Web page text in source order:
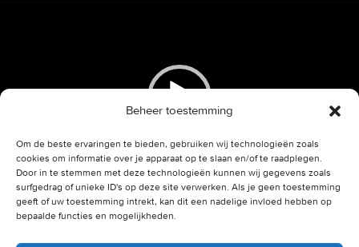
Beheer toestemming
Om de beste ervaringen te bieden, gebruiken wij technologieën zoals
cookies om informatie over je apparaat op te slaan en/of te raadplegen.
Door in te stemmen met deze technologieën kunnen wij gegevens zoals
surfgedrag of unieke ID's op deze site verwerken. Als je geen toestemming
geeft of uw toestemming intrekt, kan dit een nadelige invloed hebben op
bepaalde functies en mogelijkheden.